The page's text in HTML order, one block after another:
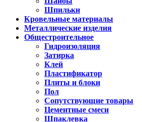
Шпильки
Кровельные материалы
Металлические изделия
Общестроительное
Гидроизоляция
Затирка
Клей
Пластификатор
Плиты и блоки
Пол
Сопутствующие товары
Цементные смеси
Шпаклевка